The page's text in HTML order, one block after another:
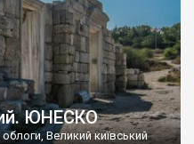
ЮНЕСКО
облоги, Великий київський